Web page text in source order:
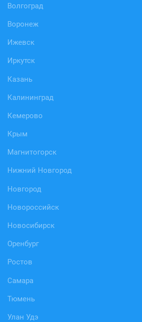
Волгоград
Воронеж
Ижевск
Иркутск
Казань
Калининград
Кемерово
Крым
Магнитогорск
Нижний Новгород
Новгород
Новороссийск
Новосибирск
Оренбург
Ростов
Самара
Тюмень
Улан Удэ